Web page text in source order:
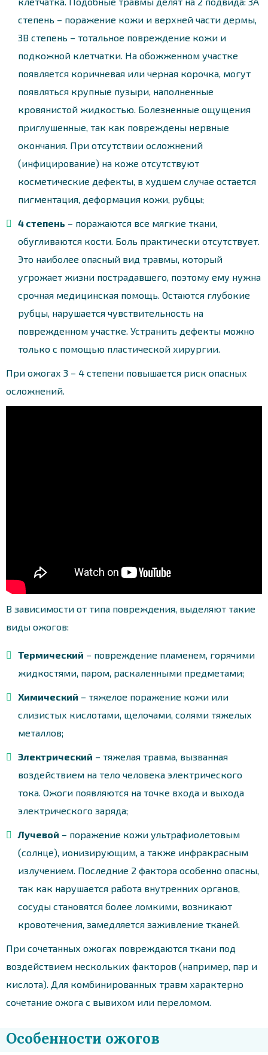
степень – поражение кожи и верхней части дермы,
3В степень – тотальное повреждение кожи и
подкожной клетчатки. На обожженном участке
появляется коричневая или черная корочка, могут
появляться крупные пузыри, наполненные
кровянистой жидкостью. Болезненные ощущения
приглушенные, так как повреждены нервные
окончания. При отсутствии осложнений
(инфицирование) на коже отсутствуют
косметические дефекты, в худшем случае остается
пигментация, деформация кожи, рубцы;
4 степень – поражаются все мягкие ткани,
обугливаются кости. Боль практически отсутствует.
Это наиболее опасный вид травмы, который
угрожает жизни пострадавшего, поэтому ему нужна
срочная медицинская помощь. Остаются глубокие
рубцы, нарушается чувствительность на
поврежденном участке. Устранить дефекты можно
только с помощью пластической хирургии.
При ожогах 3 – 4 степени повышается риск опасных
осложнений.
В зависимости от типа повреждения, выделяют такие
виды ожогов:
Термический – повреждение пламенем, горячими
жидкостями, паром, раскаленными предметами;
Химический – тяжелое поражение кожи или
слизистых кислотами, щелочами, солями тяжелых
металлов;
Электрический – тяжелая травма, вызванная
воздействием на тело человека электрического
тока. Ожоги появляются на точке входа и выхода
электрического заряда;
Лучевой – поражение кожи ультрафиолетовым
(солнце), ионизирующим, а также инфракрасным
излучением. Последние 2 фактора особенно опасны,
так как нарушается работа внутренних органов,
сосуды становятся более ломкими, возникают
кровотечения, замедляется заживление тканей.
При сочетанных ожогах повреждаются ткани под
воздействием нескольких факторов (например, пар и
кислота). Для комбинированных травм характерно
сочетание ожога с вывихом или переломом.
Особенности ожогов